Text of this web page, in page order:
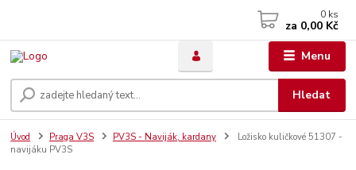
Menu
Hledat
0 ks
za 0,00 Kč
Úvod Praga V3S PV3S - Naviják, kardany
Ložisko kuličkové 51307 -
navijáku PV3S